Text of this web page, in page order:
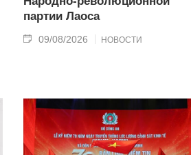
партии Лаоса
09/08/2026 НОВОСТИ